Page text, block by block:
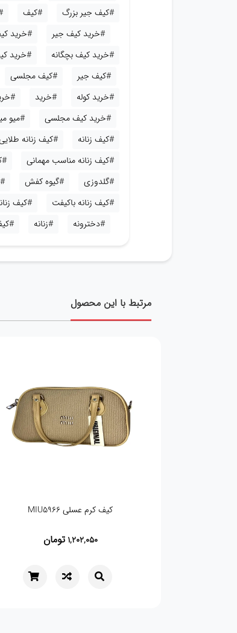
#کیف جیر بزرگ
#کیف
#خرید کیف جیر
#خرید
#خرید کیف بچگانه
#خرید
#کیف جیر
#کیف مجلسی
#خرید کوله
#خرید
#خرید کیف مجلسی
#میو
#کیف زنانه
#کیف زنانه
#کیف زنانه مناسب مهمانی
#گلدوزی
#گیوه کفش
#کیف زنانه باکیفت
#کیف
#دخترونه
#زنانه
مرتبط با این محصول
کیف کرم عسلی MIU5966
1,202,050 تومان